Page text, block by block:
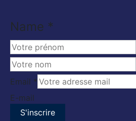
Email
Name *
Email *
E-mail
S'inscrire